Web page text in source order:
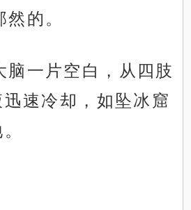
的。
脑一片空白，从四肢
速冷却，如坠冰窟